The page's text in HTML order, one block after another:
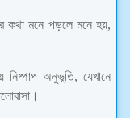
কথা মনে পড়লে মনে হয়,
নিষ্পাপ অনুভূতি, যেখানে